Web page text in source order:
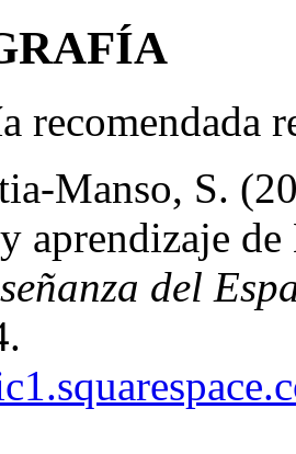
recomendada
Manso, S.
y aprendizaje
del